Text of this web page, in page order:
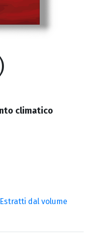
climatico
Estratti dal volume